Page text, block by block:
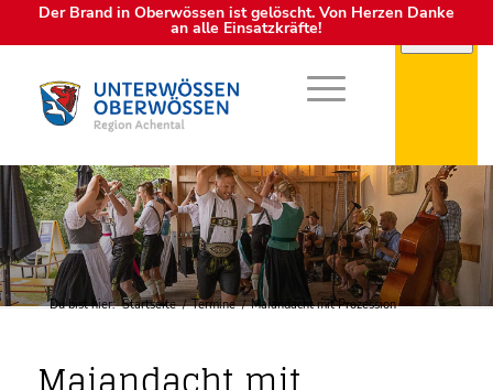
Der Brand in Oberwössen ist gelöscht. Von Herzen Danke
an alle Einsatzkräfte!
Du bist hier: Startseite / Termine / Maiandacht mit Prozession